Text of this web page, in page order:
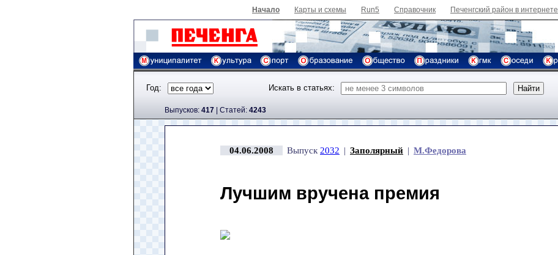
Начало Карты и схемы Run5 Справочник Печенгский район в интернете
Год: Искать в статьях:
Выпусков: 417 | Cтатей: 4243
04.06.2008 Выпуск 2032 | Заполярный | М.Федорова
Лучшим вручена премия